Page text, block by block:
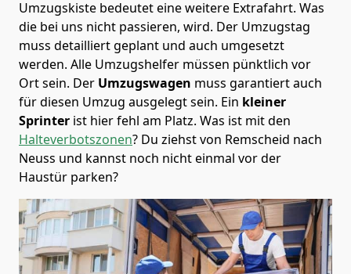
Umzugskiste bedeutet eine weitere Extrafahrt. Was
die bei uns nicht passieren, wird. Der Umzugstag
muss detailliert geplant und auch umgesetzt
werden. Alle Umzugshelfer müssen pünktlich vor
Ort sein. Der Umzugswagen muss garantiert auch
für diesen Umzug ausgelegt sein. Ein kleiner
Sprinter ist hier fehl am Platz. Was ist mit den
Halteverbotszonen? Du ziehst von Remscheid nach
Neuss und kannst noch nicht einmal vor der
Haustür parken?